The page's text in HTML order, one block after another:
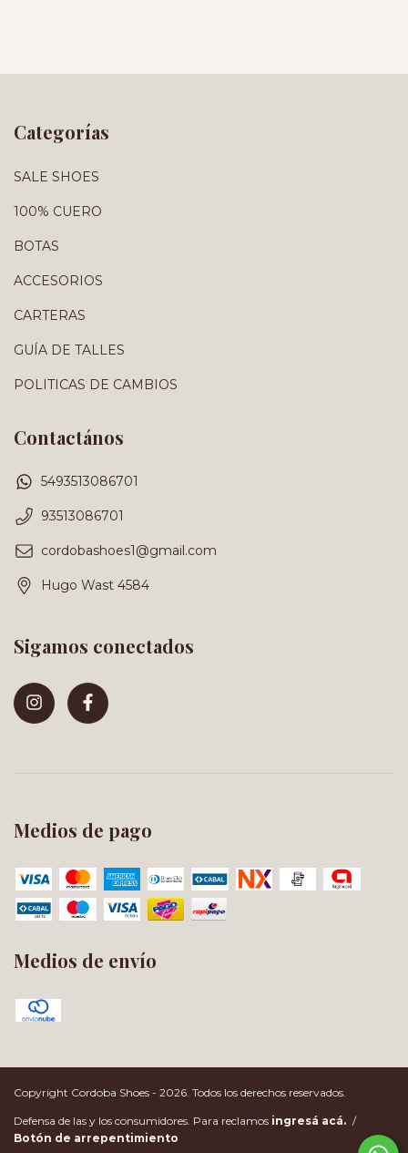
Categorías
SALE SHOES
100% CUERO
BOTAS
ACCESORIOS
CARTERAS
GUÍA DE TALLES
POLITICAS DE CAMBIOS
Contactános
5493513086701
93513086701
cordobashoes1@gmail.com
Hugo Wast 4584
Sigamos conectados
Medios de pago
Medios de envío
Copyright Cordoba Shoes - 2026. Todos los derechos reservados.
Defensa de las y los consumidores. Para reclamos ingresá acá. /
Botón de arrepentimiento